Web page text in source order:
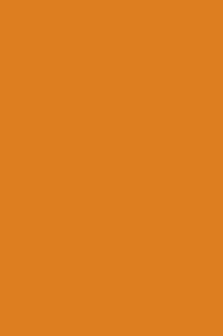
klientov uspokoja kvalitné all
dokonalý relax je aj hotelový bazén so